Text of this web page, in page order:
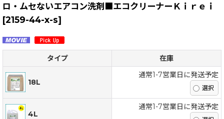
ロ・ムセないエアコン洗剤■エコクリーナーＫｉｒｅｉ
[2159-44-x-s]
タイプ 在庫
18L
通常1-7営業日に発送予定
4L
通常1-7営業日に発送予定